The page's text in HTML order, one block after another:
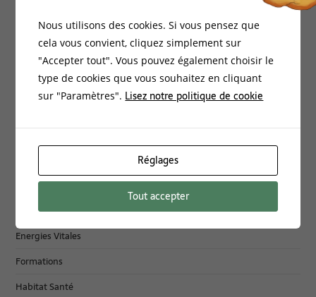
Géobiologie Scientifique et Quantique
Le dodécaèdre romain bouleté de francis noyon
Bio-Environnement
Documentation
Energies Vitales
Formations
Habitat Santé
Nous utilisons des cookies. Si vous pensez que
cela vous convient, cliquez simplement sur
"Accepter tout". Vous pouvez également choisir le
type de cookies que vous souhaitez en cliquant
sur "Paramètres". Lisez notre politique de cookie
Réglages
Tout accepter